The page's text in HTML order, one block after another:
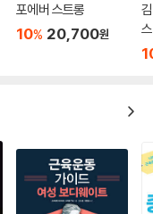
포에버 스트롱
10% 20,700원